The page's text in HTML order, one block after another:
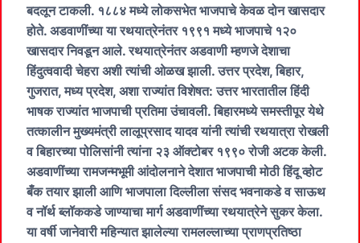
बदलून टाकली. १८८४ मध्ये लोकसभेत भाजपाचे केवळ दोन खासदार
होते. अडवाणींच्या या रथयात्रेनंतर १९९१ मध्ये भाजपाचे १२०
खासदार निवडून आले. रथयात्रेनंतर अडवाणी म्हणजे देशाचा
हिंदुत्ववादी चेहरा अशी त्यांची ओळख झाली. उत्तर प्रदेश, बिहार,
गुजरात, मध्य प्रदेश, अशा राज्यांत विशेषत: उत्तर भारतातील हिंदी
भाषक राज्यांत भाजपाची प्रतिमा उंचावली. बिहारमध्ये समस्तीपूर येथे
तत्कालीन मुख्यमंत्री लालूप्रसाद यादव यांनी त्यांची रथयात्रा रोखली
व बिहारच्या पोलिसांनी त्यांना २३ ऑक्टोबर १९९० रोजी अटक केली.
अडवाणींच्या रामजन्मभूमी आंदोलनाने देशात भाजपाची मोठी हिंदू व्होट
बँक तयार झाली आणि भाजपाला दिल्लीला संसद भवनाकडे व साऊथ
व नॉर्थ ब्लॉककडे जाण्याचा मार्ग अडवाणींच्या रथयात्रेने सुकर केला.
या वर्षी जानेवारी महिन्यात झालेल्या रामलल्लाच्या प्राणप्रतिष्ठा